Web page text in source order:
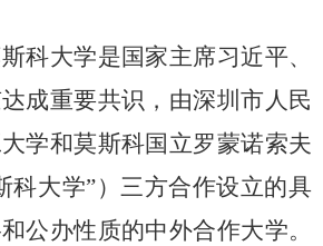
科大学是国家主席习近平、
成重要共识，由深圳市人民
学和莫斯科国立罗蒙诺索夫
科大学”）三方合作设立的具
和公办性质的中外合作大学。